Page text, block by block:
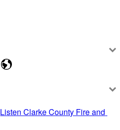
Listen Clarke County Fire and